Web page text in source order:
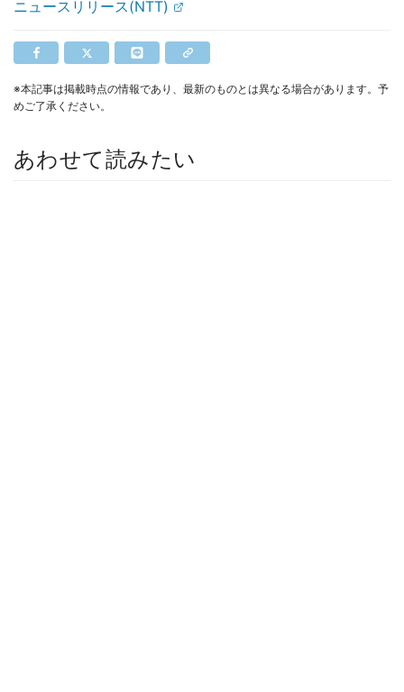
ニュースリリース(NTT)
※本記事は掲載時点の情報であり、最新のものとは異なる場合があります。予
めご了承ください。
あわせて読みたい